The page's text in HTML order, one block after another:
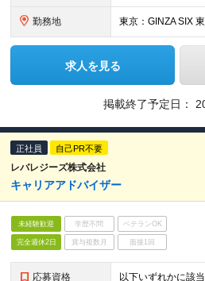
勤務地
求人を見る
掲載終了予定日：
正社員 自己PR不要
レバレジーズ株式会社
キャリアアドバイザー
未経験歓迎 学歴不問 ベテランOK
完全週休2日 賞与複数月 面接1回
応募資格